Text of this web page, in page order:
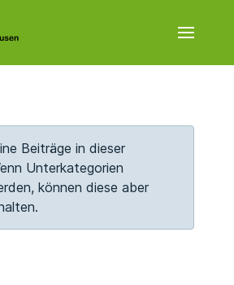
Beiträge in dieser
Unterkategorien
können diese aber